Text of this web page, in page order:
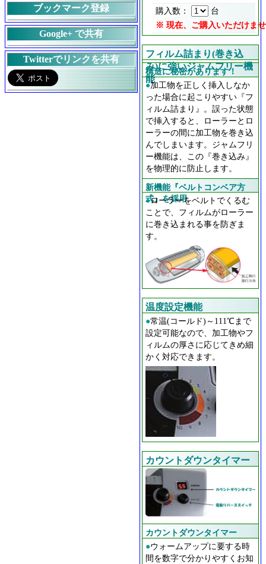
購入数：
台
※ 現在、ご購入いただけま
フィルム詰まり(巻き込
み)に強いジャムフリー機
能
構造に秘密があります！
●加工物を正しく挿入しなか
った場合に起こりやすい『フ
ィルム詰まり』。誤った状態
で挿入すると、ローラーとロ
ーラーの間に加工物を巻き込
んでしまいます。ジャムフリ
ー機能は、この『巻き込み』
を物理的に防止します。
新機能『ベルトコンベア方
式』を採用
●ローラーをベルトでくるむ
ことで、フィルムがローラー
に巻き込まれる事を防ぎま
す。
温度設定機能
●常温(コールド)～111℃まで
設定可能なので、加工物やフ
ィルムの厚さに応じてきめ細
かく対応できます。
カウントダウンタイマー
／電動リバーススイッチ
カウントダウンタイマー
●ウォームアップに要する時
間を数字で分かりやすくお知
ブックマーク登録
Google+ で共有
Twitterでリンクを共有